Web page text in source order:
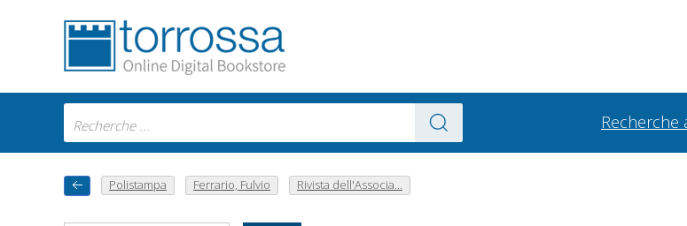
Recherche
Polistampa Ferrario, Fulvio Rivista dell'Associa...